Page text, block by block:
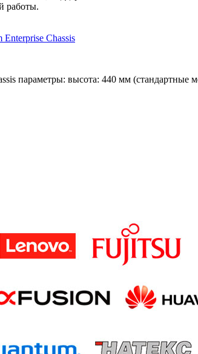
работы.
параметры: высота: 440 мм